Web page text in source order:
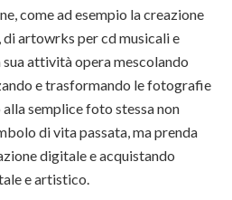
come ad esempio la creazione
artowrks per cd musicali e
attività opera mescolando
e trasformando le fotografie
semplice foto stessa non
di vita passata, ma prenda
digitale e acquistando
e artistico.